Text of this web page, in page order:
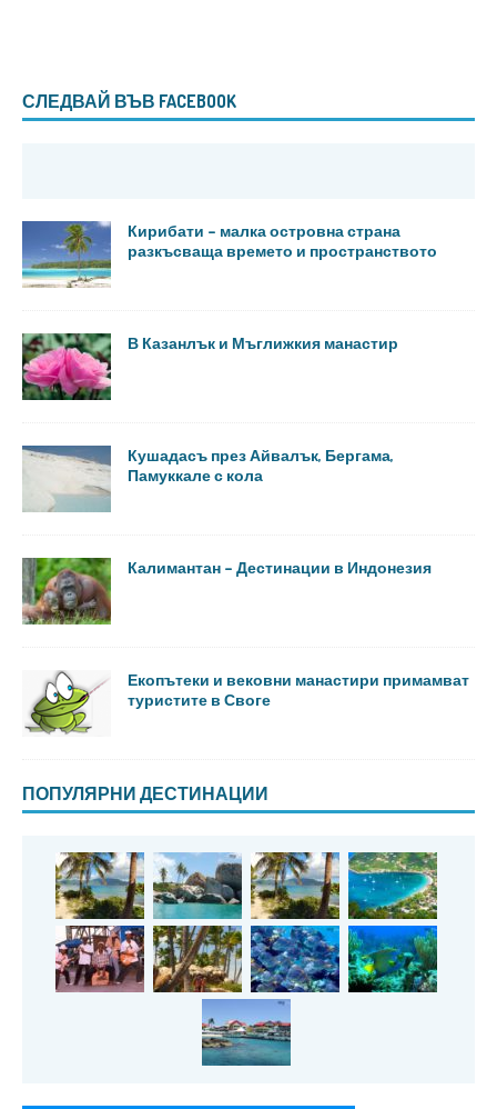
СЛЕДВАЙ ВЪВ FACEBOOK
Кирибати – малка островна страна
разкъсваща времето и пространството
В Казанлък и Мъглижкия манастир
Кушадасъ през Айвалък, Бергама,
Памуккале с кола
Калимантан – Дестинации в Индонезия
Екопътеки и вековни манастири примамват
туристите в Своге
ПОПУЛЯРНИ ДЕСТИНАЦИИ